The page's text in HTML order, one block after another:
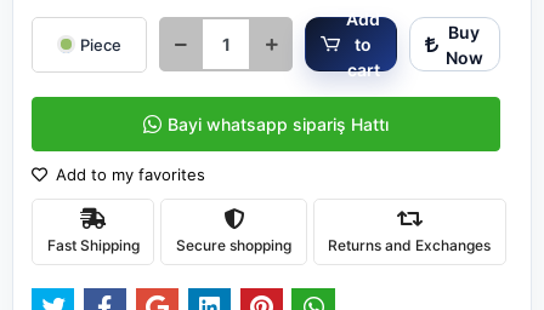
Piece
Add
to
cart
Buy
Now
Bayi whatsapp sipariş Hattı
Add to my favorites
Fast Shipping Secure shopping Returns and Exchanges